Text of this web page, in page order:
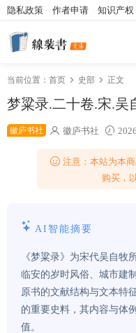
隐私政策 作者申请 知识产权
当前位置： 首页 史部 正文
梦粱录.二十卷.宋.吴
徽庐书社 徽庐书社
注意：本站为本
购买，
AI智能摘要
《梦粱录》为宋代吴自牧
临安的岁时风俗、城市建
原书的文献结构与文本特
的重要史料，其内容与体
值。